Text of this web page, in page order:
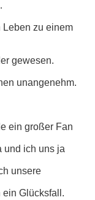
Leben zu einem
gewesen.
unangenehm.
ein großer Fan
und ich uns ja
unsere
Glücksfall.